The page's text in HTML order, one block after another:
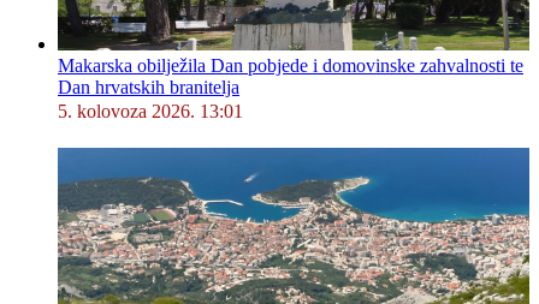
Makarska obilježila Dan pobjede i domovinske zahvalnosti te
Dan hrvatskih branitelja
5. kolovoza 2026. 13:01